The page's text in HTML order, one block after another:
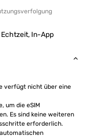
Echtzeit, In-App
verfügt nicht über eine
um die eSIM
Es sind keine weiteren
erforderlich.